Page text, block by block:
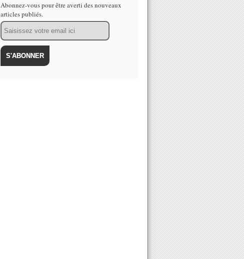
Abonnez-vous pour être averti des nouveaux
articles publiés.
Email